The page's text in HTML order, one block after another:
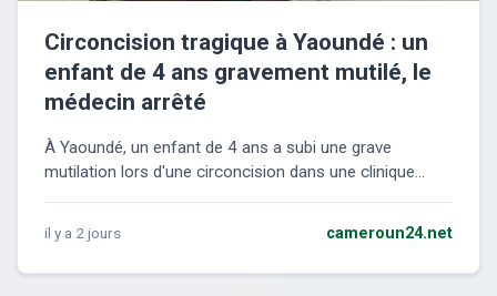
Circoncision tragique à Yaoundé : un
enfant de 4 ans gravement mutilé, le
médecin arrêté
À Yaoundé, un enfant de 4 ans a subi une grave
mutilation lors d'une circoncision dans une clinique...
il y a 2 jours cameroun24.net